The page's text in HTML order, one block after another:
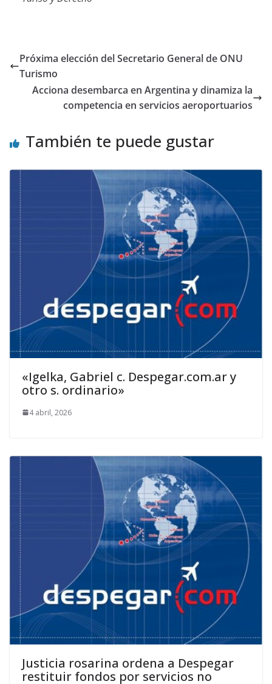
Próxima elección del Secretario General de ONU
Turismo
Acciona desembarca en Argentina y dinamiza la
competencia en servicios aeroportuarios
También te puede gustar
«Igelka, Gabriel c. Despegar.com.ar y
otro s. ordinario»
4 abril, 2026
Justicia rosarina ordena a Despegar
restituir fondos por servicios no